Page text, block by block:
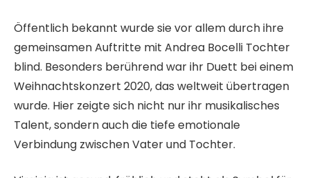
Öffentlich bekannt wurde sie vor allem durch ihre
gemeinsamen Auftritte mit Andrea Bocelli Tochter
blind. Besonders berührend war ihr Duett bei einem
Weihnachtskonzert 2020, das weltweit übertragen
wurde. Hier zeigte sich nicht nur ihr musikalisches
Talent, sondern auch die tiefe emotionale
Verbindung zwischen Vater und Tochter.